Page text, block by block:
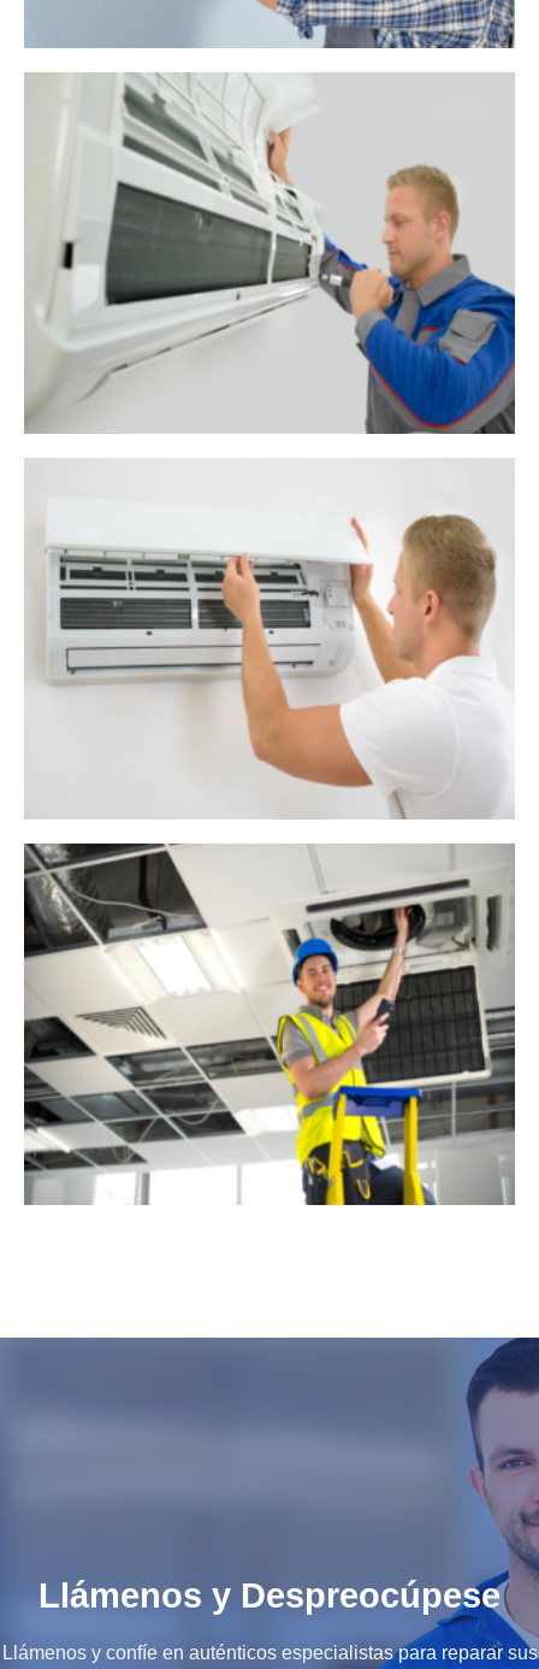
Llámenos y Despreocúpese
Llámenos y confíe en auténticos especialistas para reparar sus